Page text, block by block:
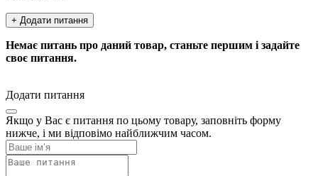
+ Додати питання
Немає питань про даний товар, станьте першим і задайте
своє питання.
Додати питання
Якщо у Вас є питання по цьому товару, заповніть форму
нижче, і ми відповімо найближчим часом.